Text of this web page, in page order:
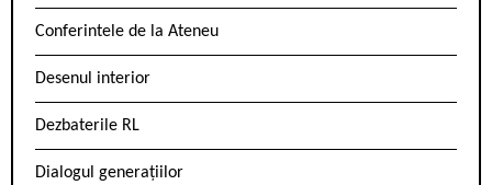
Conferintele de la Ateneu
Desenul interior
Dezbaterile RL
Dialogul generațiilor